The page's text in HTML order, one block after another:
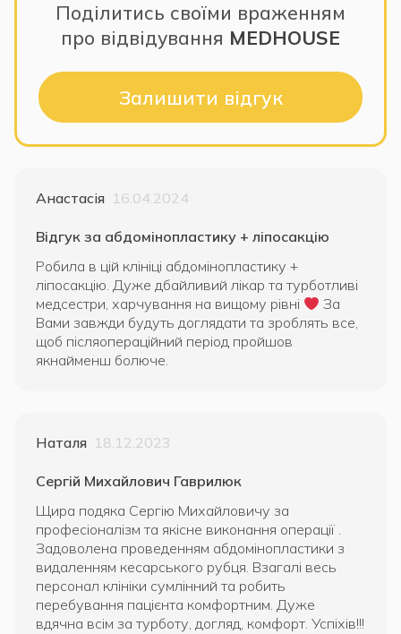
Поділитись своїми враженням
про відвідування MEDHOUSE
Залишити відгук
Анастасія 16.04.2024
Відгук за абдомінопластику + ліпосакцію
Робила в цій клініці абдомінопластику +
ліпосакцію. Дуже дбайливий лікар та турботливі
медсестри, харчування на вищому рівні
За
Вами завжди будуть доглядати та зроблять все,
щоб післяопераційний період пройшов
якнайменш болюче.
Наталя 18.12.2023
Сергій Михайлович Гаврилюк
Щира подяка Сергію Михайловичу за
професіоналізм та якісне виконання операції .
Задоволена проведенням абдомінопластики з
видаленням кесарського рубця. Взагалі весь
персонал клініки сумлінний та робить
перебування пацієнта комфортним. Дуже
вдячна всім за турботу, догляд, комфорт. Успіхів!!!